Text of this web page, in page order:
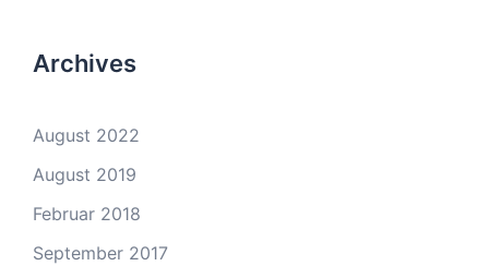
Archives
August 2022
August 2019
Februar 2018
September 2017